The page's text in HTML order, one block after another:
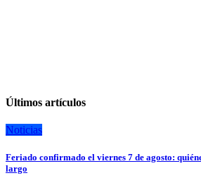
Últimos artículos
Noticias
Feriado confirmado el viernes 7 de agosto:
largo